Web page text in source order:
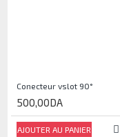
Conecteur vslot 90°
500,00DA
AJOUTER AU PANIER